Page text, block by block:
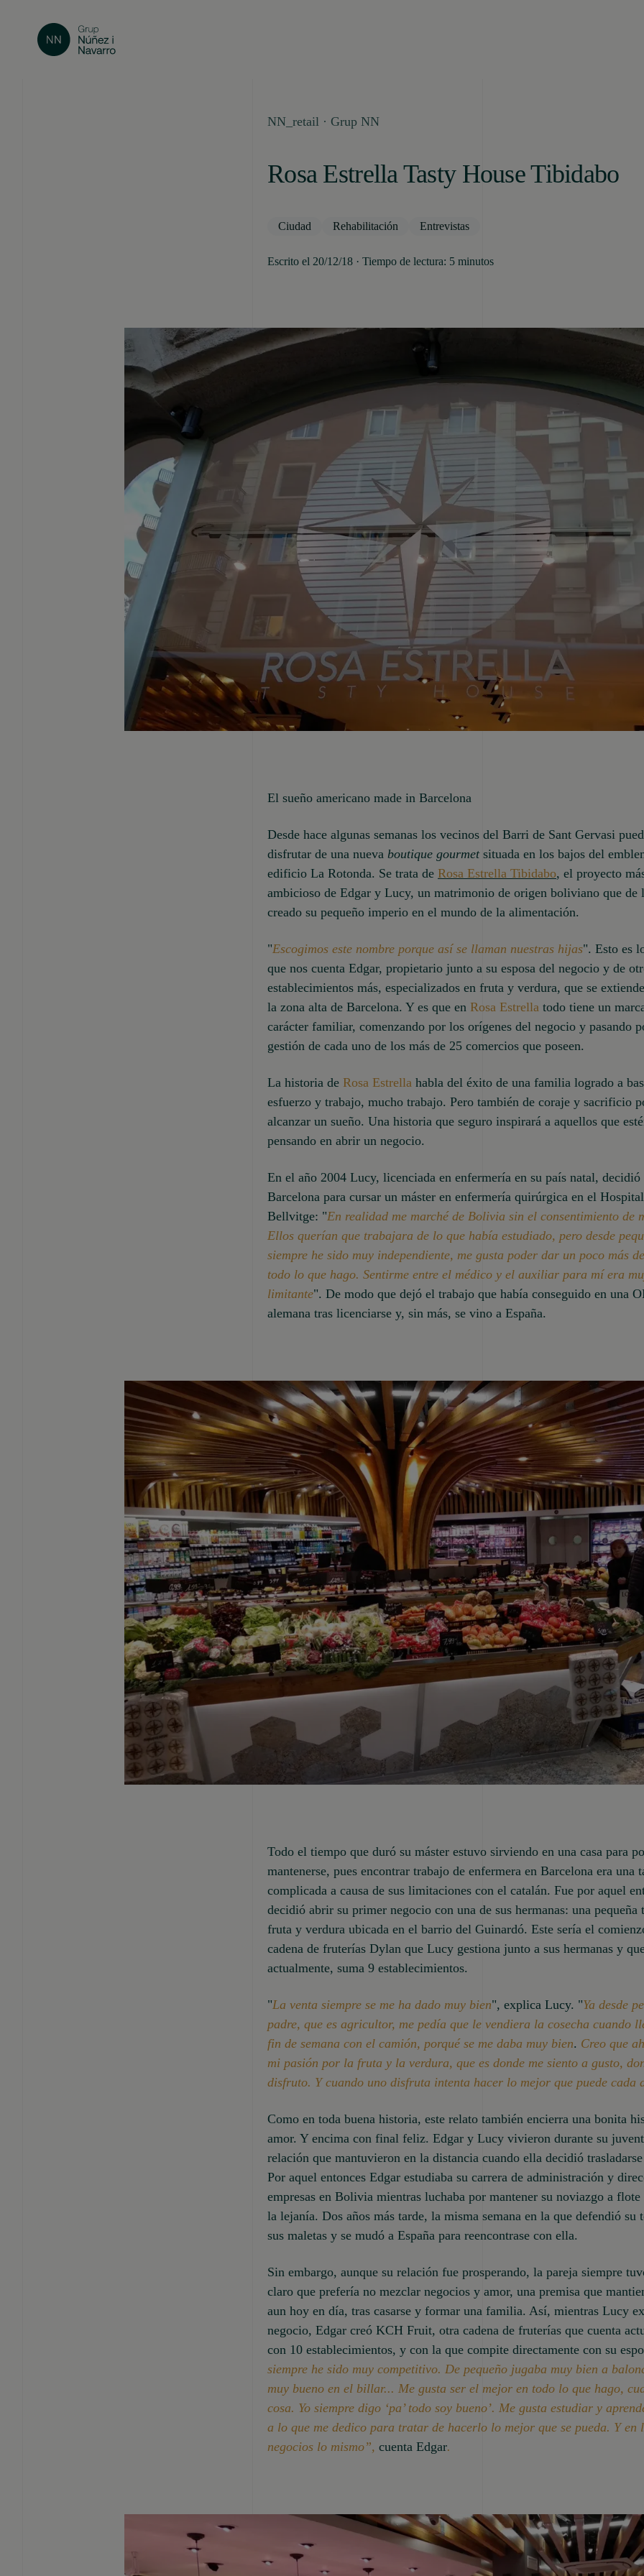
NN_retail · Grup NN
Rosa Estrella Tasty House Tibidabo
Ciudad Rehabilitación Entrevistas
Escrito el 20/12/18 · Tiempo de lectura: 5 minutos
El sueño americano made in Barcelona
Desde hace algunas semanas los vecinos del Barri de Sant Gervasi
disfrutar de una nueva boutique gourmetsituada en los bajos del
edificio La Rotonda. Se trata de Rosa Estrella Tibidabo, el proyecto
ambicioso de Edgar y Lucy, un matrimonio de origen boliviano que de
creado su pequeño imperio en el mundo de la alimentación.
"Escogimos este nombre porque así se llaman nuestras hijas". Esto es
que nos cuenta Edgar, propietario junto a su esposa del negocio y de
establecimientos más, especializados en fruta y verdura, que se
la zona alta de Barcelona. Y es que en Rosa Estrella todo tiene un
carácter familiar, comenzando por los orígenes del negocio y pasando
gestión de cada uno de los más de 25 comercios que poseen.
La historia de Rosa Estrella habla del éxito de una familia logrado a
esfuerzo y trabajo, mucho trabajo. Pero también de coraje y sacrificio
alcanzar un sueño. Una historia que seguro inspirará a aquellos que
pensando en abrir un negocio.
En el año 2004 Lucy, licenciada en enfermería en su país natal,
Barcelona para cursar un máster en enfermería quirúrgica en el
Bellvitge: "En realidad me marché de Bolivia sin el consentimiento de
Ellos querían que trabajara de lo que había estudiado, pero desde
siempre he sido muy independiente, me gusta poder dar un poco más
todo lo que hago. Sentirme entre el médico y el auxiliar para mí era
limitante". De modo que dejó el trabajo que había conseguido en una
alemana tras licenciarse y, sin más, se vino a España.
Todo el tiempo que duró su máster estuvo sirviendo en una casa para
mantenerse, pues encontrar trabajo de enfermera en Barcelona era una
complicada a causa de sus limitaciones con el catalán. Fue por aquel
decidió abrir su primer negocio con una de sus hermanas: una pequeña
fruta y verdura ubicada en el barrio del Guinardó. Este sería el
cadena de fruterías Dylan que Lucy gestiona junto a sus hermanas y
actualmente, suma 9 establecimientos.
"La venta siempre se me ha dado muy bien", explica Lucy. "Ya desde
padre, que es agricultor, me pedía que le vendiera la cosecha cuando
fin de semana con el camión, porqué se me daba muy bien. Creo que
mi pasión por la fruta y la verdura, que es donde me siento a gusto,
disfruto. Y cuando uno disfruta intenta hacer lo mejor que puede cada
Como en toda buena historia, este relato también encierra una bonita
amor. Y encima con final feliz. Edgar y Lucy vivieron durante su
relación que mantuvieron en la distancia cuando ella decidió
Por aquel entonces Edgar estudiaba su carrera de administración y
empresas en Bolivia mientras luchaba por mantener su noviazgo a flote
la lejanía. Dos años más tarde, la misma semana en la que defendió su
sus maletas y se mudó a España para reencontrase con ella.
Sin embargo, aunque su relación fue prosperando, la pareja siempre
claro que prefería no mezclar negocios y amor, una premisa que
aun hoy en día, tras casarse y formar una familia. Así, mientras Lucy
negocio, Edgar creó KCH Fruit, otra cadena de fruterías que cuenta
con 10 establecimientos, y con la que compite directamente con su
siempre he sido muy competitivo. De pequeño jugaba muy bien a
muy bueno en el billar... Me gusta ser el mejor en todo lo que hago,
cosa. Yo siempre digo ‘pa’ todo soy bueno’. Me gusta estudiar y
a lo que me dedico para tratar de hacerlo lo mejor que se pueda. Y en
negocios lo mismo”, cuenta Edgar.